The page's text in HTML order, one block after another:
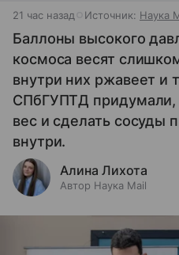
21 час назад Источник: Наука
Баллоны высокого
космоса весят
внутри них ржавеет и
СПбГУПТД придумали,
вес и сделать сосуды
внутри.
Алина Лихота
Автор Наука Mail